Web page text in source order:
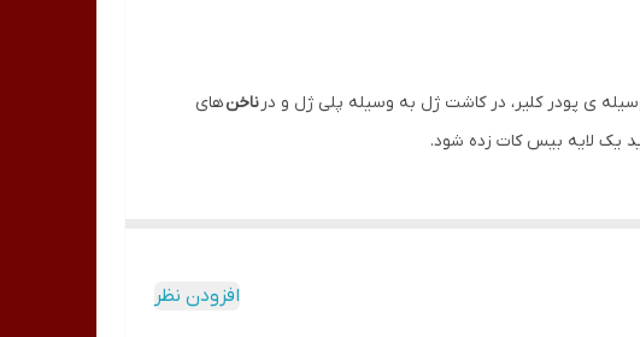
ی پودر کلیر، در کاشت ژل به وسیله پلی ژل و درناخنهای
یک لایه بیس کات زده شود.
افزودن نظر